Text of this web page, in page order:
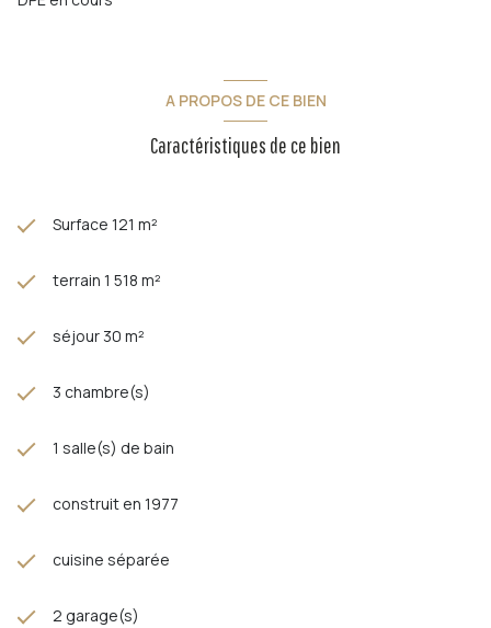
A PROPOS DE CE BIEN
Caractéristiques de ce bien
Surface 121 m²
terrain 1 518 m²
séjour 30 m²
3 chambre(s)
1 salle(s) de bain
construit en 1977
cuisine séparée
2 garage(s)